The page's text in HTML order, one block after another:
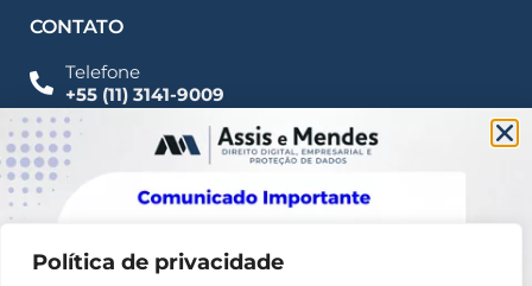
Política de privacidade
CONTATO
Telefone
+55 (11) 3141-9009
Imprensa
Fale Conosco
contato@assisemendes.com.br
Alameda Santos, 1165 Paulista - CEP 01419-001 -
SP